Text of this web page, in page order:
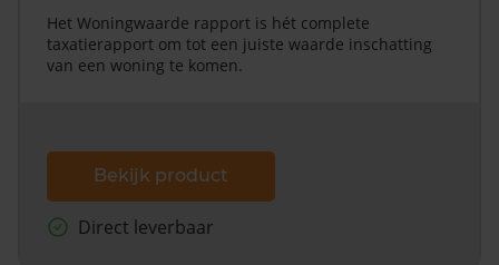
Het Woningwaarde rapport is hét complete
taxatierapport om tot een juiste waarde inschatting
van een woning te komen.
Bekijk product
Direct leverbaar